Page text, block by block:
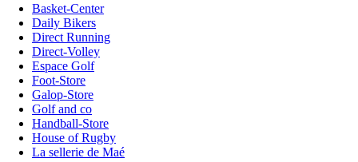
Basket-Center
Daily Bikers
Direct Running
Direct-Volley
Espace Golf
Foot-Store
Galop-Store
Golf and co
Handball-Store
House of Rugby
La sellerie de Maé